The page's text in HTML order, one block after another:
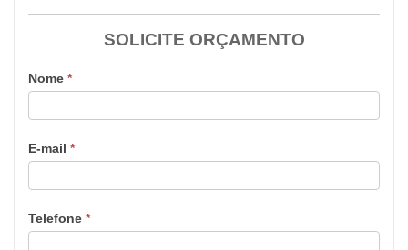
SOLICITE ORÇAMENTO
Nome *
E-mail *
Telefone *